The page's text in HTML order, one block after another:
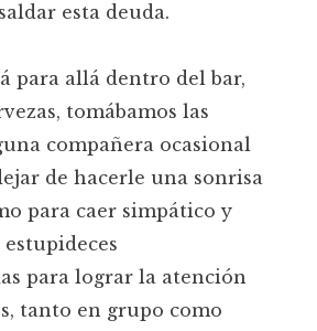
esta deuda.
para allá dentro del bar,
tomábamos las
compañera ocasional
de hacerle una sonrisa
para caer simpático y
para lograr la atención
tanto en grupo como